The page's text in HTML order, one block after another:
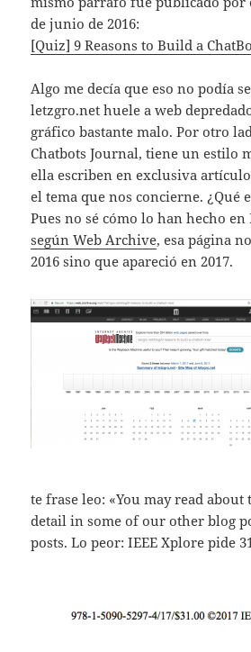
de junio de 2016:
[Quiz] 9 Reasons to Build a
Algo me decía que eso no podía
letzgro.net huele a web
gráfico bastante malo. Por otro
Chatbots Journal, tiene un estilo
ella escriben en exclusiva
el tema que nos concierne. ¿Qué
Pues no sé cómo lo han hecho en
según Web Archive, esa página
2016 sino que apareció en 2017.
te frase leo: «You may read
detail in some of our other blog
posts. Lo peor: IEEE Xplore pide